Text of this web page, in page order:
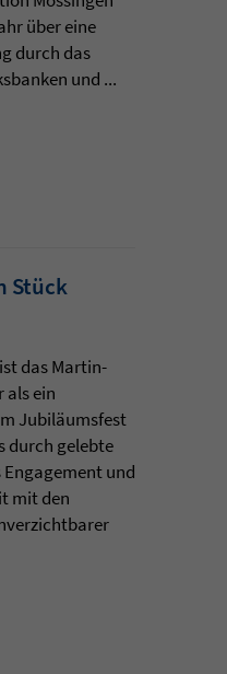
über eine
durch das
und ...
Stück
das Martin-
als ein
Jubiläumsfest
durch gelebte
und
mit den